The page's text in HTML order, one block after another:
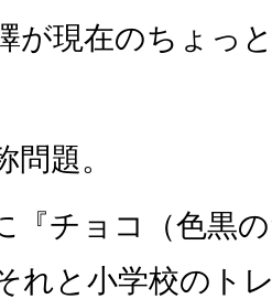
が現在のちょっ
題。
チョコ（色黒
れと小学校のト